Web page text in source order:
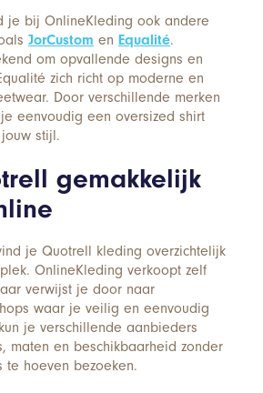
je bij OnlineKleding ook andere
JorCustom en Equalité.
om opvallende designs en
zich richt op moderne en
Door verschillende merken
eenvoudig een oversized shirt
stijl.
gemakkelijk
je Quotrell kleding overzichtelijk
OnlineKleding verkoopt zelf
verwijst je door naar
waar je veilig en eenvoudig
je verschillende aanbieders
maten en beschikbaarheid zonder
te hoeven bezoeken.